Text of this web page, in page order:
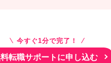
今すぐ1分で完了！
転職サポートに申し込む